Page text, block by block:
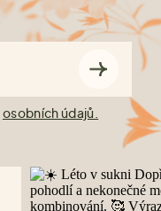
osobních údajů.